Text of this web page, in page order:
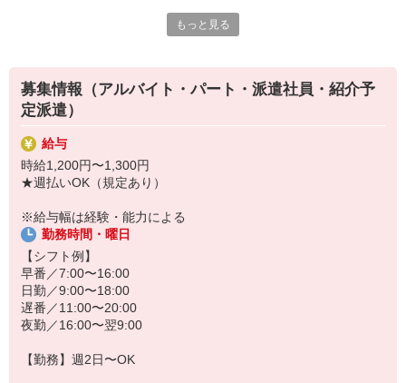
誰かに必要とされたり、感謝されたり。
お散歩やおしゃべりなど、何気ないことの大切さに気付いた
やりがいを実感できるステキなお仕事です♪
・食事や入浴のお手伝いなどの身体介護
・体操や季節ごとのレクリエーション
・歩行、車椅子の介助
・見守り
※施設により異なります
★施設内は冷暖房完備！いつでも快適にお仕事できますよ！
★まずはお名前を覚えてコミュニケーションをとるところから！
20代・30代・40代・50代・61代、
若手からミドル、中高年（エルダー）、シニア世代まで幅広く活躍
中！
「こんな時だからこそ、しっかり稼いでおきたい！」
「すぐに働けるところはないかな…」
そんな方もぜひ！お気軽にご連絡ください♪
もっと見る
募集情報（アルバイト・パート・派遣社員・紹介予
定派遣）
給与
時給1,200円〜1,300円
★週払いOK（規定あり）
※給与幅は経験・能力による
勤務時間・曜日
【シフト例】
早番／7:00〜16:00
日勤／9:00〜18:00
遅番／11:00〜20:00
夜勤／16:00〜翌9:00
【勤務】週2日〜OK